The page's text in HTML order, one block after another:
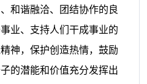
和谐融洽、团结协作的良
业、支持人们干成事业的
神，保护创造热情，鼓励
的潜能和价值充分发挥出